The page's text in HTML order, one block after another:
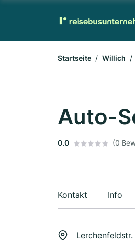
Startseite Willich
Auto-
0.0 (0
Kontakt Info